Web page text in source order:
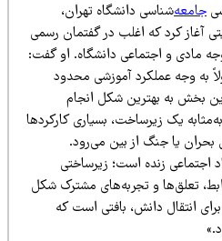
شناسی دانشگاه تهران،
کرد که اغلب در گفتمان رسمی
و اجتماعی دانشگاه. او گفت:
وجه عملکرد آموزشی محدود
به بهترین شکل انجام
یک زیرساخت، بسیاری کارکردها
یا جنگ از بین می‌رود.
زنده است؛ زیرساختی
و تجربه‌های مشترک شکل
دانش، بافتی است که